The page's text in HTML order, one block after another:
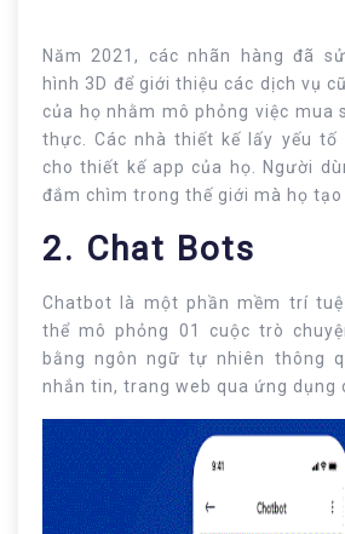
Năm 2021, các nhãn hàng đã
hình 3D để giới thiệu các dịch vụ
của họ nhằm mô phỏng việc mua
thực. Các nhà thiết kế lấy yếu tố
cho thiết kế app của họ. Người
đắm chìm trong thế giới mà họ tạo
2. Chat Bots
Chatbot là một phần mềm trí
thể mô phỏng 01 cuộc trò
bằng ngôn ngữ tự nhiên thông
nhắn tin, trang web qua ứng dụng